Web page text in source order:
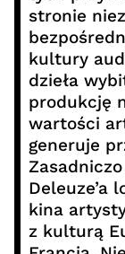
stronie
kultury
dzieła
produkcję
wartości
generuje
Deleuze’a
kina
z kulturą